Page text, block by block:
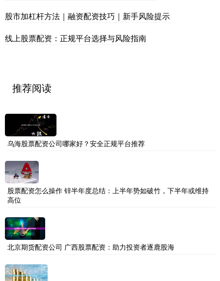
股市加杠杆方法｜融资配资技巧｜新手风险提示
线上股票配资：正规平台选择与风险指南
推荐阅读
乌海股票配资公司哪家好？安全正规平台推荐
股票配资怎么操作 锌半年度总结：上半年势如破竹，下半年或维持
高位
北京期货配资公司 广西股票配资：助力投资者逐鹿股海